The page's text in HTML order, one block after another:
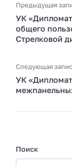
Предыдущая
УК
общего
Стрелковой
Следующая
УК
Поиск